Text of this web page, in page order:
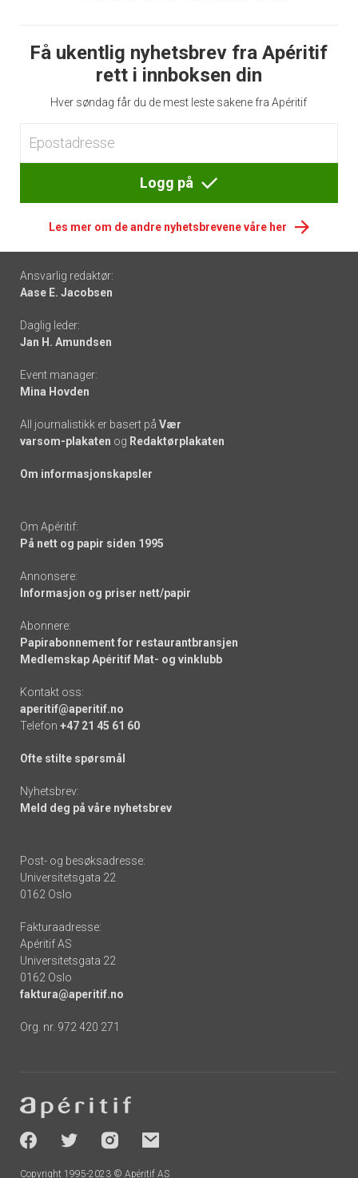
Få ukentlig nyhetsbrev fra Apéritif
rett i innboksen din
Hver søndag får du de mest leste sakene fra Apéritif
Logg på
Les mer om de andre nyhetsbrevene våre her
Footer
-
links
Ansvarlig redaktør:
Aase E. Jacobsen
Daglig leder:
Jan H. Amundsen
Event manager:
Mina Hovden
All journalistikk er basert på Vær
varsom-plakaten og Redaktørplakaten
Om informasjonskapsler
Om Apéritif:
På nett og papir siden 1995
Annonsere:
Informasjon og priser nett/papir
Abonnere:
Papirabonnement for restaurantbransjen
Medlemskap Apéritif Mat- og vinklubb
Kontakt oss:
aperitif@aperitif.no
Telefon +47 21 45 61 60
Ofte stilte spørsmål
Nyhetsbrev:
Meld deg på våre nyhetsbrev
Post- og besøksadresse:
Universitetsgata 22
0162 Oslo
Fakturaadresse:
Apéritif AS
Universitetsgata 22
0162 Oslo
faktura@aperitif.no
Org. nr. 972 420 271
-
socials
Copyright 1995-2023 © Apéritif AS